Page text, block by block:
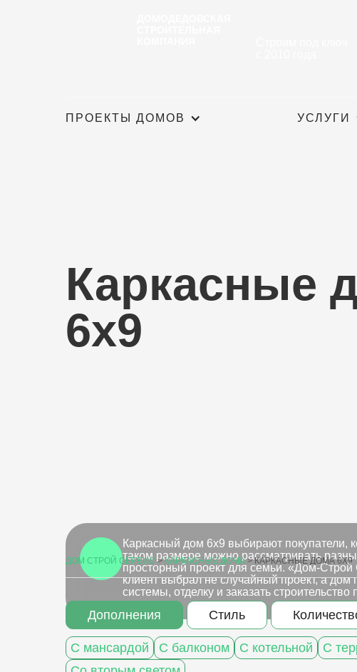
ПРОЕКТЫ ДОМОВ УСЛУГИ
Каркасные
6х9
Каркасный дом 6х9 выбирают покупатели,
таком размере можно рассматривать
просторный проект для семьи. «Дом-
клиент выбрал не случайный проект, а
системы, отделку и заказать
ДОМ СТРОЙ СЕРВИС >КАРКАСНЫЕ ДОМА>КАРКАСНЫЕ ДОМА 6Х9
Дополнения Стиль
С мансардой С балконом С котельной С